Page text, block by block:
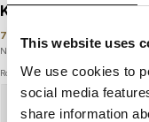
This website uses
We use cookies to
social media
share information
KOSZULKA
79
Najniższa cena w okresie
Rozmiar
M L